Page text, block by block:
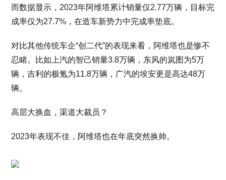
而数据显示，2023年阿维塔累计销量仅2.77万辆，目标完
成率仅为27.7%，在造车新势力中完成率垫底。
对比其他传统车企“创二代”的表现来看，阿维塔也是惨不
忍睹。比如上汽的智己销量3.8万辆，东风的岚图为5万
辆，吉利的极氪为11.8万辆，广汽的埃安更是高达48万
辆。
高层大换血，渠道大裁员？
2023年表现不佳，阿维塔也在年底突然换帅。